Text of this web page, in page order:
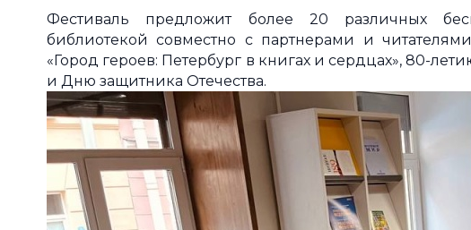
Фестиваль предложит более 20 различных
библиотекой совместно с партнерами и
«Город героев: Петербург в книгах и сердцах», 80-
и Дню защитника Отечества.